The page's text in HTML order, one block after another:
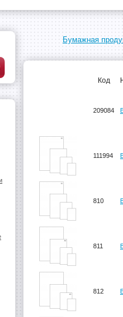
Бумажная
Код
209084
111994
810
811
812